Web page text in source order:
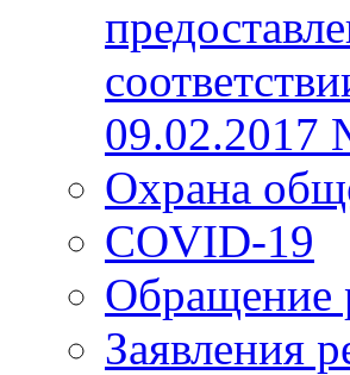
09.02.2017
Охрана
COVID-19
Обращение
Заявления